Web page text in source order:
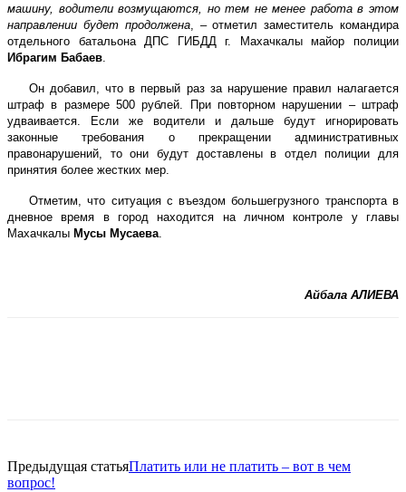
машину, водители возмущаются, но тем не менее работа в этом
направлении будет продолжена, – отметил заместитель командира
отдельного батальона ДПС ГИБДД г. Махачкалы майор полиции
Ибрагим Бабаев
Он добавил, что в первый раз за нарушение правил налагается
штраф в размере 500 рублей. При повторном нарушении – штраф
удваивается. Если же водители и дальше будут игнорировать
законные требования о прекращении административных
правонарушений, то они будут доставлены в отдел полиции для
принятия более жестких мер.
Отметим, что ситуация с въездом большегрузного транспорта в
дневное время в город находится на личном контроле у главы
Махачкалы Мусы Мусаева
Айбала АЛИЕВА
Предыдущая статьяПлатить или не платить – вот в чем
вопрос!